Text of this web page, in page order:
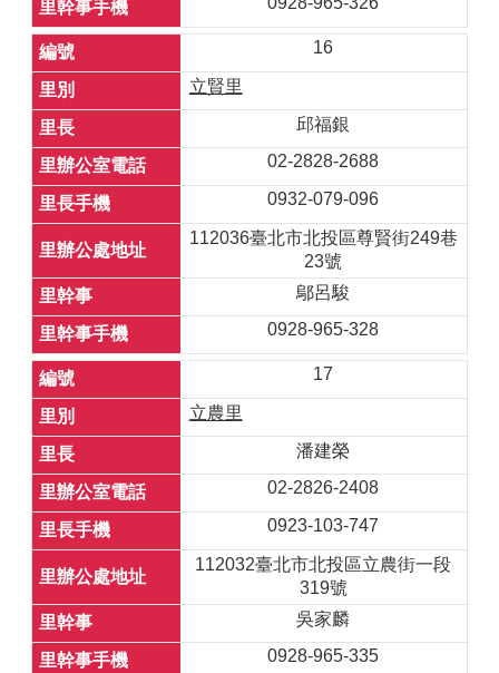
16
立賢里
邱福銀
02-2828-2688
0932-079-096
112036臺北市北投區尊賢街249巷
23號
鄔呂駿
0928-965-328
17
立農里
潘建榮
02-2826-2408
0923-103-747
112032臺北市北投區立農街一段
319號
吳家麟
0928-965-335